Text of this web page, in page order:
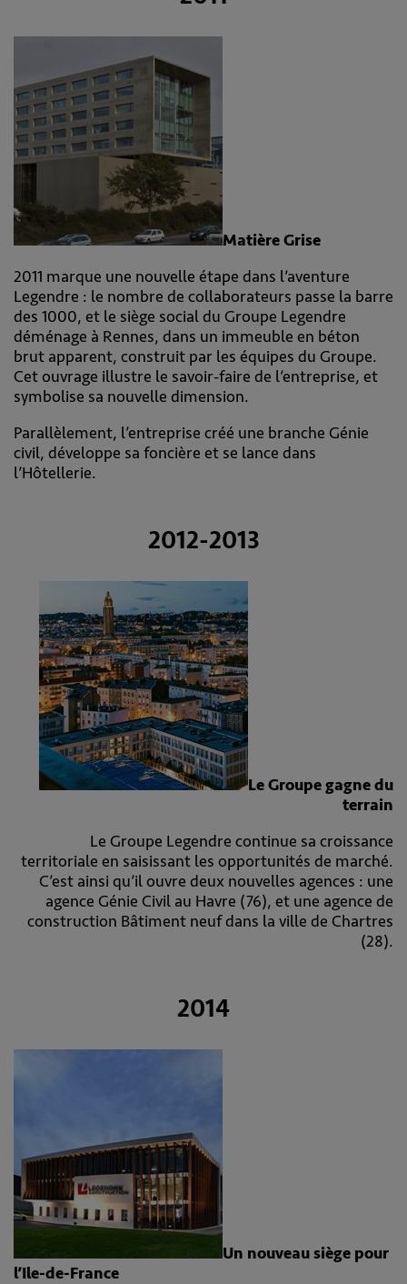
Matière Grise
2011 marque une nouvelle étape dans l’aventure
Legendre : le nombre de collaborateurs passe la barre
des 1000, et le siège social du Groupe Legendre
déménage à Rennes, dans un immeuble en béton
brut apparent, construit par les équipes du Groupe.
Cet ouvrage illustre le savoir-faire de l’entreprise, et
symbolise sa nouvelle dimension.
Parallèlement, l’entreprise créé une branche Génie
civil, développe sa foncière et se lance dans
l’Hôtellerie.
2012-2013
Le Groupe gagne du
terrain
Le Groupe Legendre continue sa croissance
territoriale en saisissant les opportunités de marché.
C’est ainsi qu’il ouvre deux nouvelles agences : une
agence Génie Civil au Havre (76), et une agence de
construction Bâtiment neuf dans la ville de Chartres
(28).
2014
Un nouveau siège pour
l’Ile-de-France